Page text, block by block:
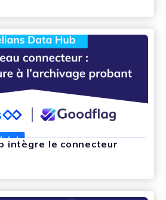
intègre le connecteur